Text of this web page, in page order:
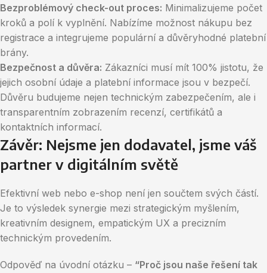
Bezproblémový check-out proces: Minimalizujeme počet
kroků a polí k vyplnění. Nabízíme možnost nákupu bez
registrace a integrujeme populární a důvěryhodné platební
brány.
Bezpečnost a důvěra: Zákazníci musí mít 100% jistotu, že
jejich osobní údaje a platební informace jsou v bezpečí.
Důvěru budujeme nejen technickým zabezpečením, ale i
transparentním zobrazením recenzí, certifikátů a
kontaktních informací.
Závěr: Nejsme jen dodavatel, jsme váš
partner v digitálním světě
Efektivní web nebo e-shop není jen součtem svých částí.
Je to výsledek synergie mezi strategickým myšlením,
kreativním designem, empatickým UX a precizním
technickým provedením.
Odpověď na úvodní otázku – “Proč jsou naše řešení tak